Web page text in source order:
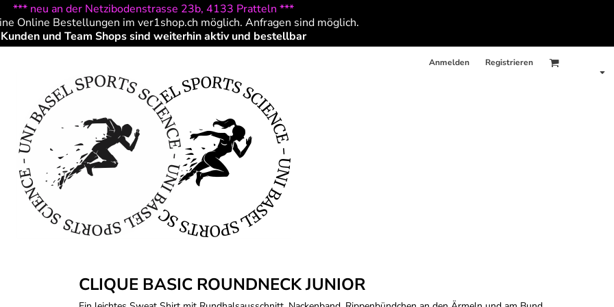
*** neu an der Netzibodenstrasse 23b, 4133 Pratteln ***
Online Bestellungen im ver1shop.ch möglich. Anfragen sind möglich.
Kunden und Team Shops sind weiterhin aktiv und bestellbar
Anmelden Registrieren
CLIQUE BASIC ROUNDNECK JUNIOR